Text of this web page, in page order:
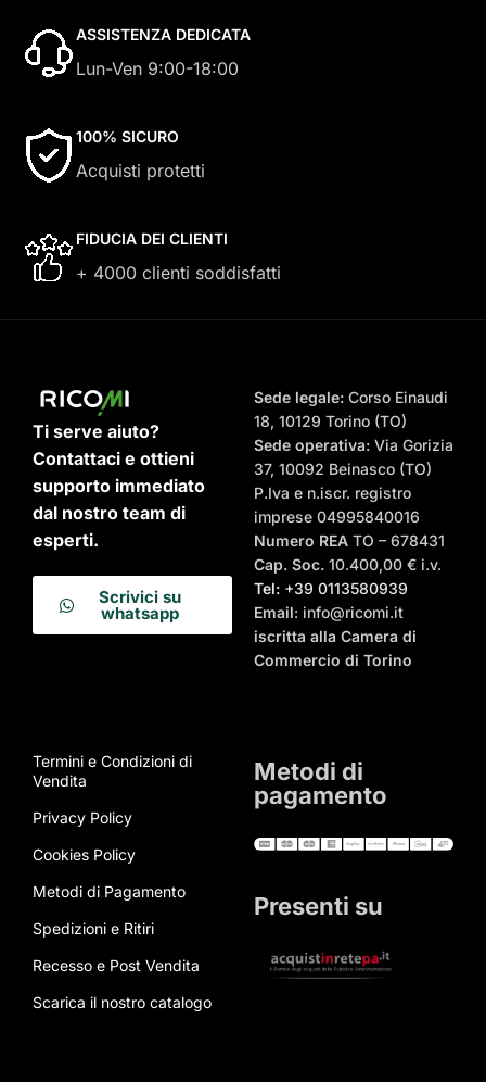
ASSISTENZA DEDICATA
Lun-Ven 9:00-18:00
100% SICURO
Acquisti protetti
FIDUCIA DEI CLIENTI
+ 4000 clienti soddisfatti
Ti serve aiuto?
Contattaci e ottieni
supporto immediato
dal nostro team di
esperti.
Scrivici su
whatsapp
Sede legale:Corso Einaudi
18, 10129 Torino (TO)
Sede operativa:Via Gorizia
37, 10092 Beinasco (TO)
P.Iva e n.iscr. registro
imprese 04995840016
Numero REA TO – 678431
Cap. Soc.10.400,00 € i.v.
Tel:+39 0113580939
Email: info@ricomi.it
iscritta alla Camera di
Commercio di Torino
Termini e Condizioni di
Vendita
Privacy Policy
Cookies Policy
Metodi di Pagamento
Spedizioni e Ritiri
Recesso e Post Vendita
Scarica il nostro catalogo
Metodi di
pagamento
Presenti su